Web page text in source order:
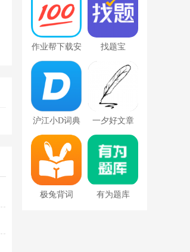
新版
作业帮下载安 找题宝
沪江小D词典
app去广告版
一夕好文章
极兔背词 有为题库